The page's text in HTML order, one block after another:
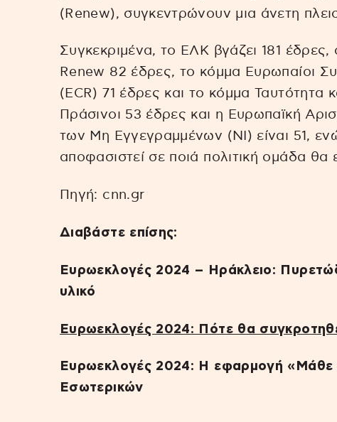
(Renew), συγκεντρώνουν μια άνετη
Συγκεκριμένα, το ΕΛΚ βγάζει 181 έδρες,
Renew 82 έδρες, το κόμμα Ευρωπαίοι
(ECR) 71 έδρες και το κόμμα Ταυτότητα
Πράσινοι 53 έδρες και η Ευρωπαϊκή
των Μη Εγγεγραμμένων (NI) είναι 51,
αποφασιστεί σε ποιά πολιτική ομάδα θα
Πηγή: cnn.gr
Διαβάστε επίσης:
Ευρωεκλογές 2024 – Ηράκλειο:
υλικό
Ευρωεκλογές 2024: Πότε θα
Ευρωεκλογές 2024: Η εφαρμογή «Μάθε
Εσωτερικών